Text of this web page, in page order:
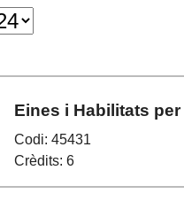
Eines i Habilitats
Codi: 45431
Crèdits: 6